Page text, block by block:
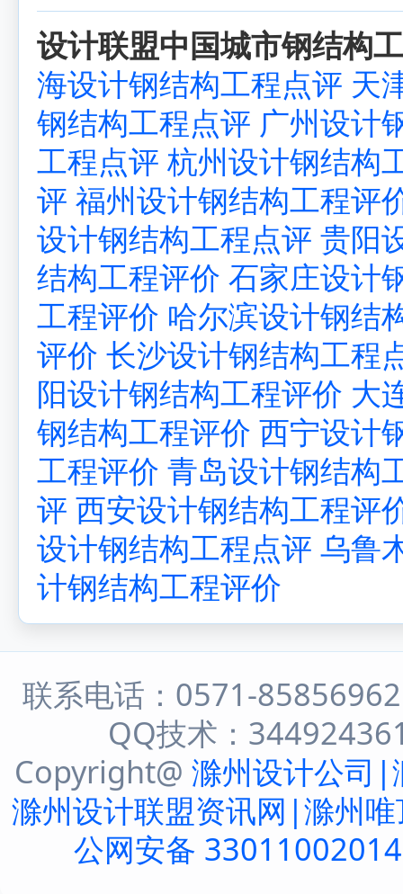
设计联盟中国城市钢结构
海设计钢结构工程点评 天
钢结构工程点评 广州设计
工程点评 杭州设计钢结构
评 福州设计钢结构工程评
设计钢结构工程点评 贵阳
结构工程评价 石家庄设计
工程评价 哈尔滨设计钢结
评价 长沙设计钢结构工程
阳设计钢结构工程评价 大
钢结构工程评价 西宁设计
工程评价 青岛设计钢结构
评 西安设计钢结构工程评
设计钢结构工程点评 乌鲁
计钢结构工程评价
联系电话：0571-
QQ技术：
Copyright@ 滁州设计公司|
滁州设计联盟资讯网|滁州
公网安备